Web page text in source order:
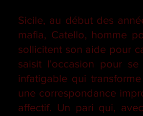
Sicile, au début des
mafia, Catello, homme
sollicitent son aide pour
saisit l'occasion pour
infatigable qui
une correspondance
affectif. Un pari qui,